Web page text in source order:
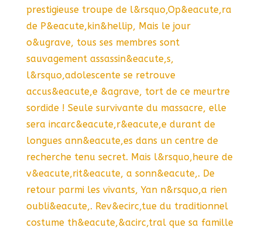
prestigieuse troupe de l&rsquo,Op&eacute,ra
de P&eacute,kin&hellip, Mais le jour
o&ugrave, tous ses membres sont
sauvagement assassin&eacute,s,
l&rsquo,adolescente se retrouve
accus&eacute,e &agrave, tort de ce meurtre
sordide ! Seule survivante du massacre, elle
sera incarc&eacute,r&eacute,e durant de
longues ann&eacute,es dans un centre de
recherche tenu secret. Mais l&rsquo,heure de
v&eacute,rit&eacute, a sonn&eacute,. De
retour parmi les vivants, Yan n&rsquo,a rien
oubli&eacute,. Rev&ecirc,tue du traditionnel
costume th&eacute,&acirc,tral que sa famille